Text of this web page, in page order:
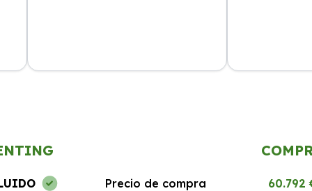
Precio de compra 60.792